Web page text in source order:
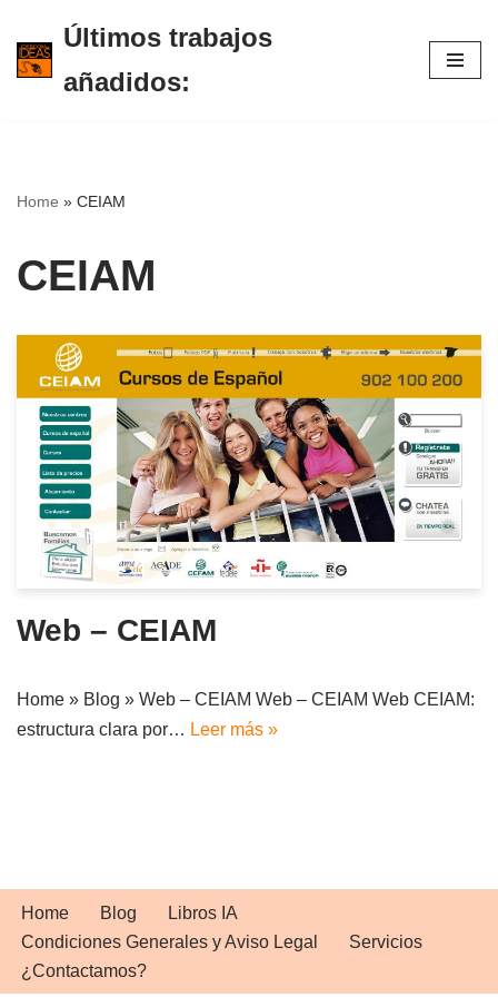
Saltar
Últimos trabajos
añadidos:
Home » CEIAM
CEIAM
Web – CEIAM
Home » Blog » Web – CEIAM Web – CEIAM Web CEIAM:
estructura clara por… Leer más »
Home Blog
Libros IA
Condiciones Generales y Aviso Legal
Servicios
¿Contactamos?